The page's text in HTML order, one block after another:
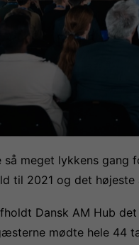
så meget lykkens
til 2021 og det højeste
Dansk AM Hub
mødte hele 44